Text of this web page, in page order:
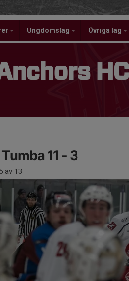
Ungdomslag Övriga lag
HC
11 - 3
5 av 13